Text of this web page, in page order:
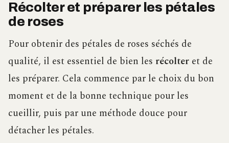
Récolter et préparer les pétales
de roses
Pour obtenir des pétales de roses séchés de
qualité, il est essentiel de bien les récolter et de
les préparer. Cela commence par le choix du bon
moment et de la bonne technique pour les
cueillir, puis par une méthode douce pour
détacher les pétales.